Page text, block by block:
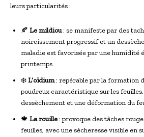
leurs particularités :
🍂 Le mildiou: se manifeste par des
noircissement progressif et un
maladie est favorisée par une humidité
printemps.
❄️L’oïdium: repérable par la formation
poudreux caractéristique sur les
dessèchement et une déformation du
🍁 La rouille: provoque des tâches
feuilles, avec une sècheresse visible en